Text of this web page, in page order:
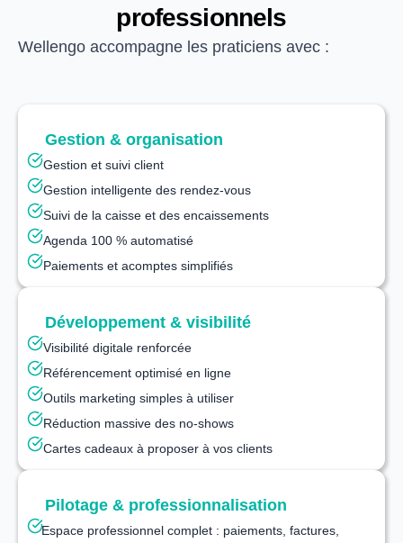
professionnels
Wellengo accompagne les praticiens avec :
Gestion & organisation
Gestion et suivi client
Gestion intelligente des rendez‑vous
Suivi de la caisse et des encaissements
Agenda 100 % automatisé
Paiements et acomptes simplifiés
Développement & visibilité
Visibilité digitale renforcée
Référencement optimisé en ligne
Outils marketing simples à utiliser
Réduction massive des no‑shows
Cartes cadeaux à proposer à vos clients
Pilotage & professionnalisation
Espace professionnel complet : paiements, factures,